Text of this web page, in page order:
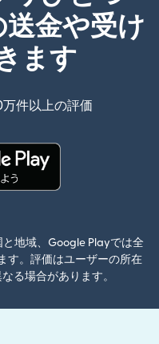
金や受け
ます
万件以上の評価
（別ウィン
地域、Google Playでは全
す。評価はユーザーの所在
る場合があります。